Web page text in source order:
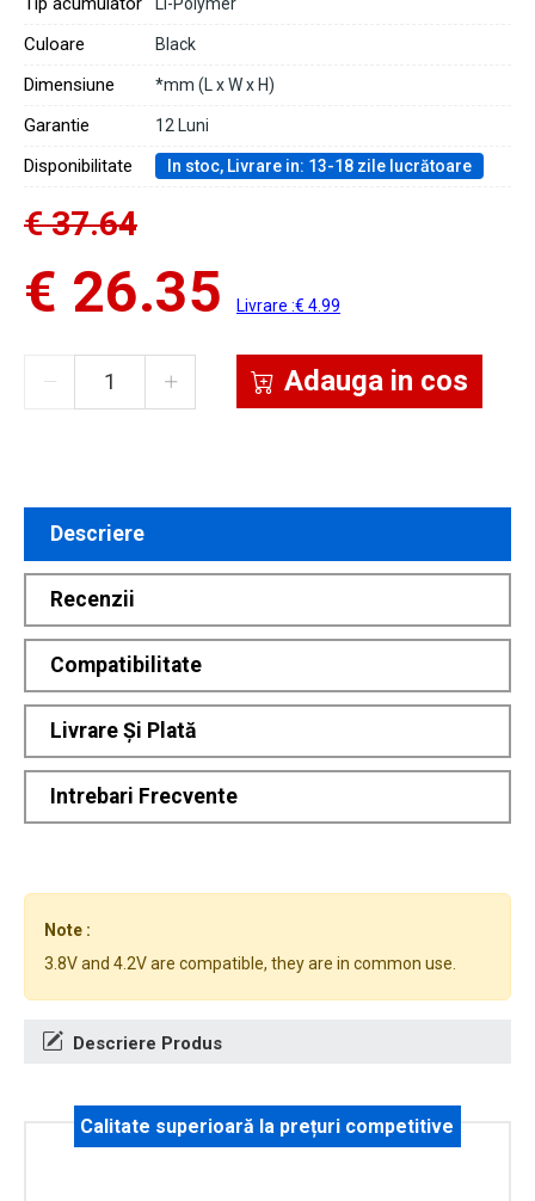
Culoare Black
Dimensiune *mm (L x W x H)
Garantie 12 Luni
Disponibilitate In stoc, Livrare in: 13-18 zile lucrătoare
€ 37.64
€ 26.35 Livrare :€ 4.99
Adauga in cos
Descriere
Recenzii
Compatibilitate
Livrare Și Plată
Intrebari Frecvente
Note :
3.8V and 4.2V are compatible, they are in common use.
Descriere Produs
Calitate superioară la prețuri competitive